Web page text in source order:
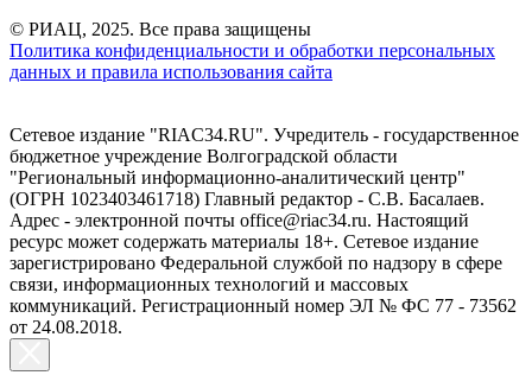
© РИАЦ, 2025. Все права защищены
Политика конфиденциальности и обработки персональных
данных и правила использования сайта
Сетевое издание "RIAC34.RU". Учредитель - государственное
бюджетное учреждение Волгоградской области
"Региональный информационно-аналитический центр"
(ОГРН 1023403461718) Главный редактор - С.В. Басалаев.
Адрес - электронной почты office@riac34.ru. Настоящий
ресурс может содержать материалы 18+. Сетевое издание
зарегистрировано Федеральной службой по надзору в сфере
связи, информационных технологий и массовых
коммуникаций. Регистрационный номер ЭЛ № ФС 77 - 73562
от 24.08.2018.